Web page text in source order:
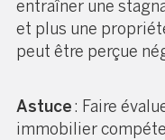
entraîner une
et plus une
peut être perçue
Astuce: Faire
immobilier